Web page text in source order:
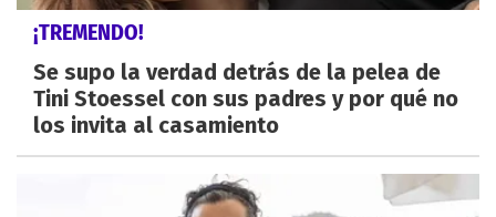
¡TREMENDO!
Se supo la verdad detrás de la pelea de
Tini Stoessel con sus padres y por qué no
los invita al casamiento